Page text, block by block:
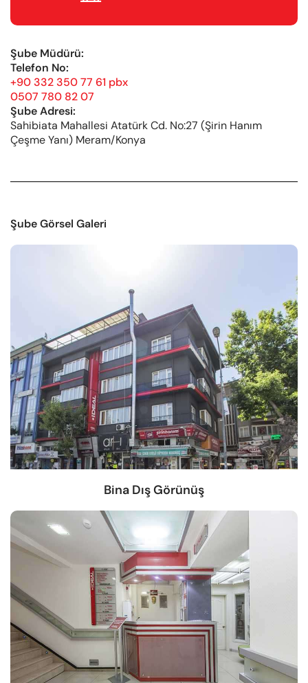
Şube Müdürü:
Telefon No:
+90 332 350 77 61 pbx
0507 780 82 07
Şube Adresi:
Sahibiata Mahallesi Atatürk Cd. No:27 (Şirin Hanım
Çeşme Yanı) Meram/Konya
Şube Görsel Galeri
Bina Dış Görünüş